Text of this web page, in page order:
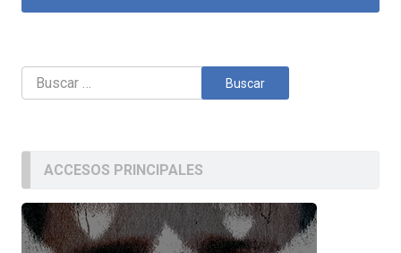
Buscar:
ACCESOS PRINCIPALES